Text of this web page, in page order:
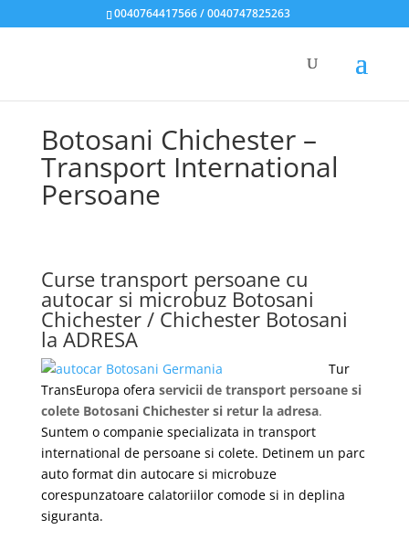
0040764417566 / 0040747825263
Botosani Chichester –
Transport International
Persoane
Curse transport persoane cu
autocar si microbuz Botosani
Chichester / Chichester Botosani
la ADRESA
Tur
TransEuropa ofera servicii de transport persoane si
colete Botosani Chichester si retur la adresa.
Suntem o companie specializata in transport
international de persoane si colete. Detinem un parc
auto format din autocare si microbuze
corespunzatoare calatoriilor comode si in deplina
siguranta.